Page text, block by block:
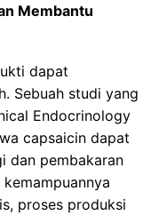
Membantu
dapat
Sebuah studi yang
Endocrinology
capsaicin dapat
dan pembakaran
proses produksi